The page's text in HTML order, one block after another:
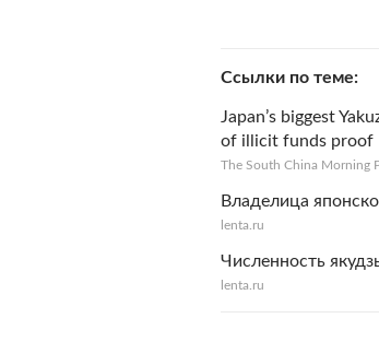
Ссылки по теме
Japan’s biggest
of illicit funds proof
The South China Morning
Владелица
lenta.ru
Численность
lenta.ru